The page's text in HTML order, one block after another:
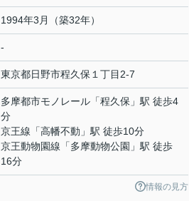
1994年3月（築32年）
-
東京都日野市程久保 １丁目2-7
多摩都市モノレール 「程久保 」駅 徒歩4
分
京王線 「高幡不動 」駅 徒歩10分
京王動物園線 「多摩動物公園 」駅 徒歩
16分
情報の見方